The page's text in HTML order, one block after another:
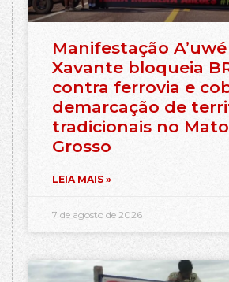
Manifestação A’uwé
Xavante bloqueia
contra ferrovia e
demarcação de
tradicionais no Mato
Grosso
LEIA MAIS »
7 de agosto de 2026